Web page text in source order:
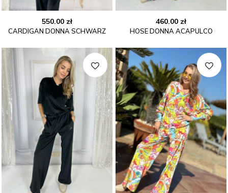
550.00 zł
CARDIGAN DONNA SCHWARZ
460.00 zł
HOSE DONNA ACAPULCO